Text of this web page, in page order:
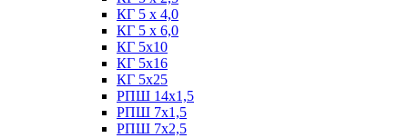
КГ 5 х 4,0
КГ 5 х 6,0
КГ 5х10
КГ 5х16
КГ 5х25
РПШ 14х1,5
РПШ 7х1,5
РПШ 7х2,5